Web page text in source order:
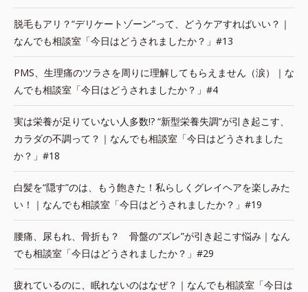
脱毛もアリ？“デリケートゾーン”って、どうケアすればいい？｜
なんでも相談室「今日はどうされましたか？」#13
PMS、生理痛のツラさを周りに理解してもらえません（涙）｜な
んでも相談室「今日はどうされましたか？」#4
実は栄養が足りていない人多数!? “新型栄養失調”が引き起こす、
カラダの不調って？｜なんでも相談室「今日はどうされました
か？」#18
白髪を“隠す”のは、もう飽きた！私らしくグレイヘアを楽しみた
い！｜なんでも相談室「今日はどうされましたか？」#19
腰痛、尿もれ、骨折も？ 骨盤の“ズレ”が引き起こす悩み｜なん
でも相談室「今日はどうされましたか？」#29
疲れているのに、眠れないのはなぜ？｜なんでも相談室「今日は